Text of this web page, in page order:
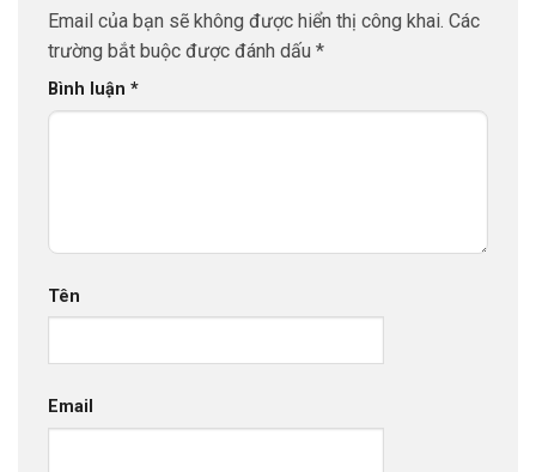
Email của bạn sẽ không được hiển thị công khai. Các
trường bắt buộc được đánh dấu *
Bình luận *
Tên
Email